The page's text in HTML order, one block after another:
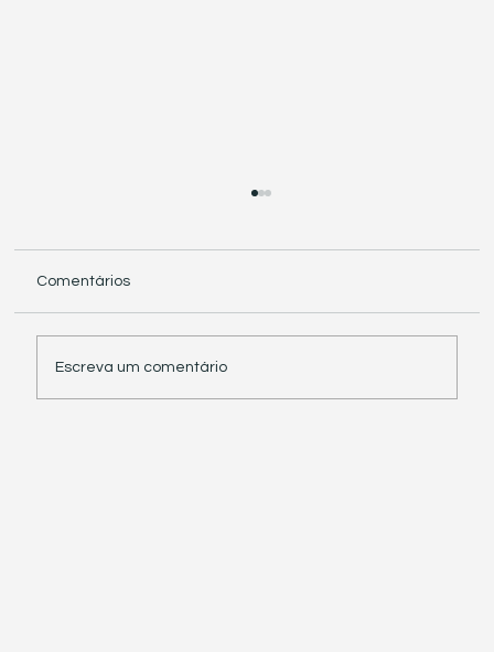
Comentários
Escreva um comentário